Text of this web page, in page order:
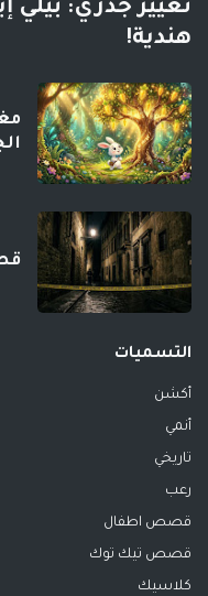
تغيير جذري:
هندية!
التسميات
أكشن
أنمي
تاريخي
رعب
قصص اطفال
قصص تيك توك
كلاسيك